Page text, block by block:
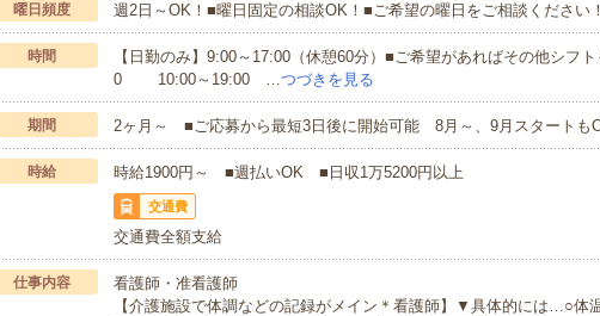
曜日頻度 週2日～OK！■曜日固定の相談OK！■ご希望の曜日をご相談ください！
時間
【日勤のみ】9:00～17:00（休憩60分）■ご希望があればその他シフ
0 10:00～19:00 …つづきを見る
期間 2ヶ月～ ■ご応募から最短3日後に開始可能 8月～、9月スタートも
時給 時給1900円～ ■週払いOK ■日収1万5200円以上
交通費
交通費全額支給
仕事内容
看護師・准看護師
【介護施設で体調などの記録がメイン＊看護師】▼具体的には…○体